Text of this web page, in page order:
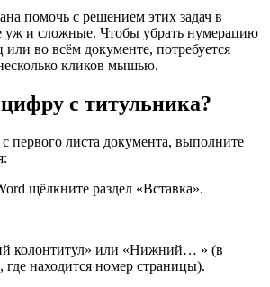
помочь с решением этих задач в
уж и сложные. Чтобы убрать нумерацию
или во всём документе, потребуется
кликов мышью.
с титульника?
первого листа документа, выполните
щёлкните раздел «Вставка».
колонтитул» или «Нижний… » (в
где находится номер страницы).